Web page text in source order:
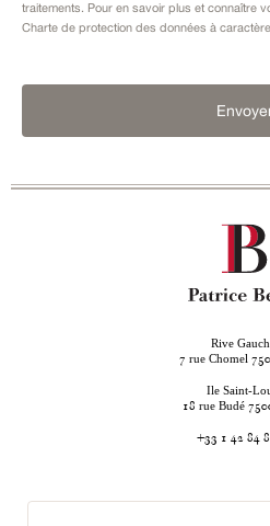
traitements. Pour en savoir plus et connaître
Charte de protection des données à
Rive
7 rue Chomel
Ile Saint-
18 rue Budé
+33 1 42 84